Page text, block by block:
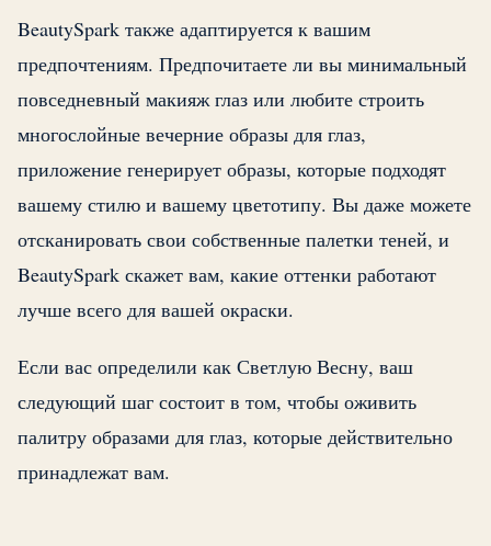
BeautySpark также адаптируется к вашим
предпочтениям. Предпочитаете ли вы минимальный
повседневный макияж глаз или любите строить
многослойные вечерние образы для глаз,
приложение генерирует образы, которые подходят
вашему стилю и вашему цветотипу. Вы даже можете
отсканировать свои собственные палетки теней, и
BeautySpark скажет вам, какие оттенки работают
лучше всего для вашей окраски.
Если вас определили как Светлую Весну, ваш
следующий шаг состоит в том, чтобы оживить
палитру образами для глаз, которые действительно
принадлежат вам.